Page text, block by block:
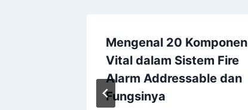
Mengenal 20 Komponen
Vital dalam Sistem Fire
Alarm Addressable dan
Fungsinya